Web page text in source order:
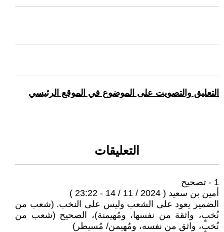
التعليق والتصويت على الموضوع في الموقع الرئيسي
التعليقات
1 - تصحيح
أمين بن سعيد ( 2024 / 11 / 14 - 23:22 )
الضمير يعود على الشعب وليس على النخب. (شعب من
نُخبٍ، واثقة من نفسها، ومُهيمنة)، الصحيح (شعب من
نُخبٍ، واثق من نفسه، ومُهيمن/ مُسيطر)